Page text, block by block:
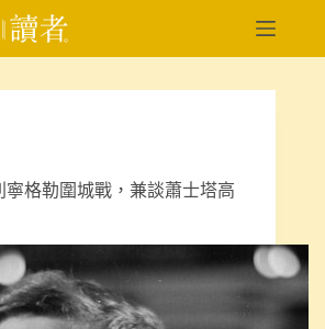
寧格勒圍城戰，兼談蕭士塔高